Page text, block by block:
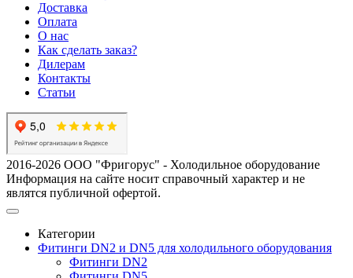
Доставка
Оплата
О нас
Как сделать заказ?
Дилерам
Контакты
Статьи
2016-2026 ООО "Фригорус" - Холодильное оборудование
Информация на сайте носит справочный характер и не
являтся публичной офертой.
Категории
Фитинги DN2 и DN5 для холодильного оборудования
Фитинги DN2